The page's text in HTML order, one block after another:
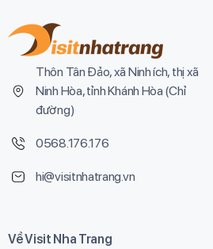
Thôn Tân Đảo, xã Ninh ích, thị xã
Ninh Hòa, tỉnh Khánh Hòa (Chỉ
đường)
0568.176.176
hi@visitnhatrang.vn
Về Visit Nha Trang